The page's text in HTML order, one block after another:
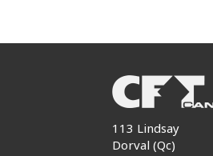
113 Lindsay
Dorval (Qc)